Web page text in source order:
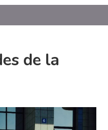
de la